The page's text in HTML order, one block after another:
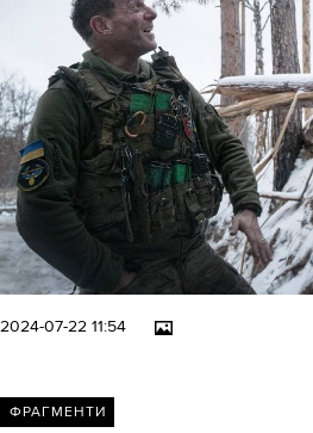
2024-07-22 11:54
ФРАГМЕНТИ